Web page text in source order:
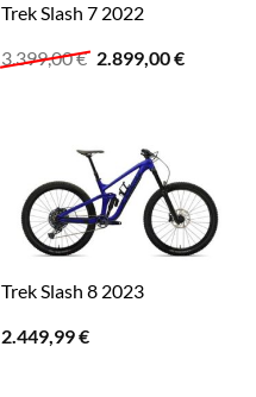
Trek Slash 7 2022
3.399,00€ Ursprünglicher
2.899,00€
Trek Slash 8 2023
2.449,99€